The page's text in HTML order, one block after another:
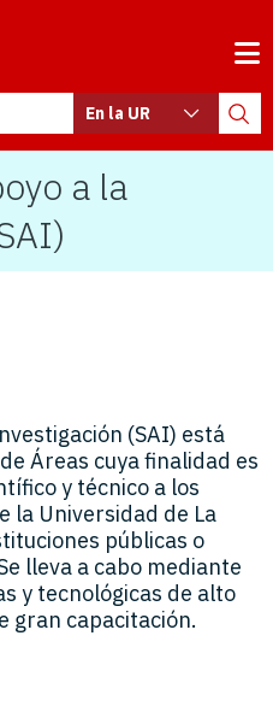
En la UR
a la
(SAI) está
Áreas cuya finalidad es
y técnico a los
la Universidad de La
públicas o
lleva a cabo mediante
y tecnológicas de alto
gran capacitación.